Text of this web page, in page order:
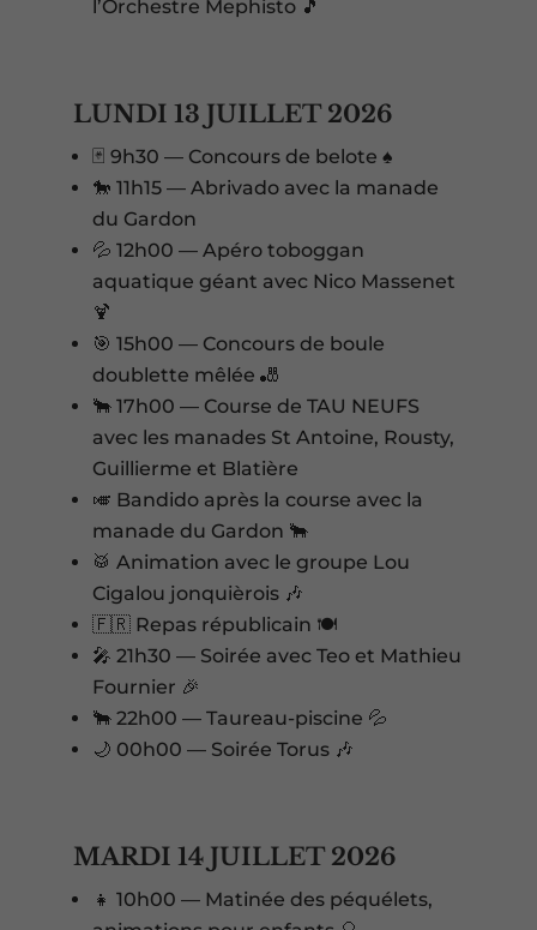
l’Orchestre Mephisto 🎵
LUNDI 13 JUILLET 2026
🃏 9h30 — Concours de belote ♠️
🐎 11h15 — Abrivado avec la manade
du Gardon
💦 12h00 — Apéro toboggan
aquatique géant avec Nico Massenet
🍹
🎯 15h00 — Concours de boule
doublette mêlée 🎳
🐂 17h00 — Course de TAU NEUFS
avec les manades St Antoine, Rousty,
Guillierme et Blatière
🎺 Bandido après la course avec la
manade du Gardon 🐂
🥁 Animation avec le groupe Lou
Cigalou jonquièrois 🎶
🇫🇷 Repas républicain 🍽️
🎤 21h30 — Soirée avec Teo et Mathieu
Fournier 🎉
🐂 22h00 — Taureau-piscine 💦
🌙 00h00 — Soirée Torus 🎶
MARDI 14 JUILLET 2026
👧 10h00 — Matinée des péquélets,